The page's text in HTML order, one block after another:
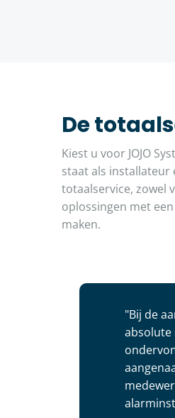
De
Kiest u voor JOJO
staat als installateur
totaalservice, zowel
oplossingen met
maken.
"Bij de
absolute